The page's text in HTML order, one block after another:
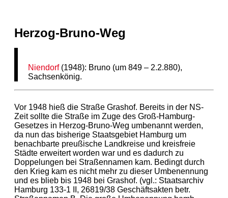
Herzog-Bruno-Weg
Niendorf(1948): Bruno (um 849 – 2.2.880),
Sachsenkönig.
Vor 1948 hieß die Straße Grashof. Bereits in der NS-
Zeit sollte die Straße im Zuge des Groß-Hamburg-
Gesetzes in Herzog-Bruno-Weg umbenannt werden,
da nun das bisherige Staatsgebiet Hamburg um
benachbarte preußische Landkreise und kreisfreie
Städte erweitert worden war und es dadurch zu
Doppelungen bei Straßennamen kam. Bedingt durch
den Krieg kam es nicht mehr zu dieser Umbenennung
und es blieb bis 1948 bei Grashof. (vgl.: Staatsarchiv
Hamburg 133-1 II, 26819/38 Geschäftsakten betr.